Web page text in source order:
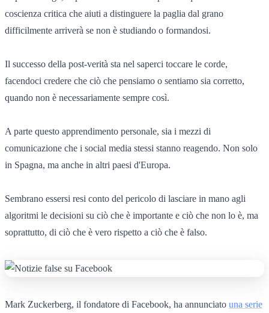
coscienza critica che aiuti a distinguere la paglia dal grano
difficilmente arriverà se non è studiando o formandosi.
Il successo della post-verità sta nel saperci toccare le corde,
facendoci credere che ciò che pensiamo o sentiamo sia corretto,
quando non è necessariamente sempre così.
A parte questo apprendimento personale, sia i mezzi di
comunicazione che i social media stessi stanno reagendo. Non solo
in Spagna, ma anche in altri paesi d'Europa.
Sembrano essersi resi conto del pericolo di lasciare in mano agli
algoritmi le decisioni su ciò che è importante e ciò che non lo è, ma
soprattutto, di ciò che è vero rispetto a ciò che è falso.
Mark Zuckerberg, il fondatore di Facebook, ha annunciato una serie